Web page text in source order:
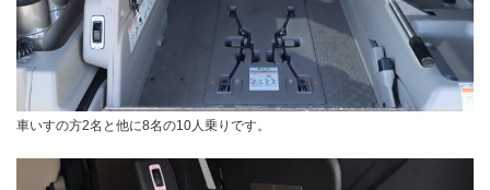
車いすの方2名と他に8名の10人乗りです。